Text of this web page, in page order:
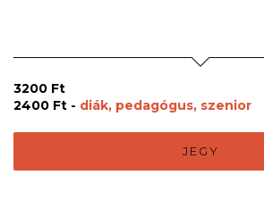
3200 Ft
2400 Ft - diák, pedagógus, szenior
JEGY